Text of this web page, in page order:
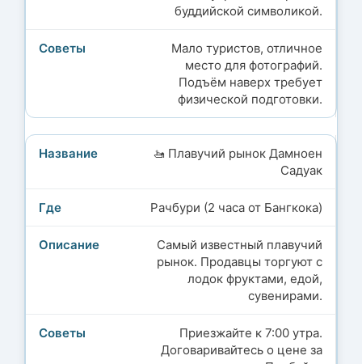
буддийской символикой.
Мало туристов, отличное
место для фотографий.
Подъём наверх требует
физической подготовки.
🚤 Плавучий рынок Дамноен
Садуак
Рачбури (2 часа от Бангкока)
Самый известный плавучий
рынок. Продавцы торгуют с
лодок фруктами, едой,
сувенирами.
Приезжайте к 7:00 утра.
Договаривайтесь о цене за